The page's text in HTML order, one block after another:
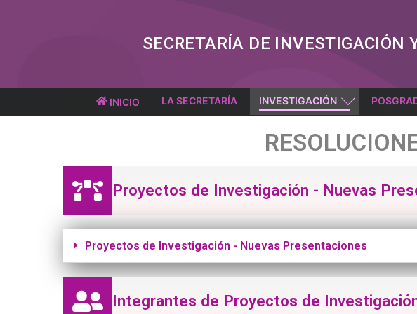
SECRETARÍA DE INVESTIGACIÓN
INICIO LA SECRETARÍA INVESTIGACIÓN
Proyectos de Investigación - Nuevas
Proyectos de Investigación - Nuevas Presentaciones
Integrantes de Proyectos de